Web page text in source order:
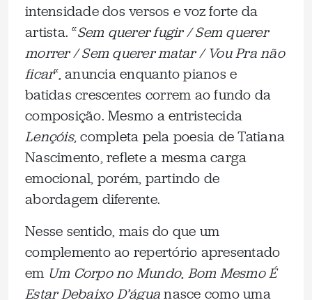
intensidade dos versos e voz forte da
artista. “Sem querer fugir / Sem querer
morrer / Sem querer matar / Vou Pra não
ficar“, anuncia enquanto pianos e
batidas crescentes correm ao fundo da
composição. Mesmo a entristecida
Lençóis, completa pela poesia de Tatiana
Nascimento, reflete a mesma carga
emocional, porém, partindo de
abordagem diferente.
Nesse sentido, mais do que um
complemento ao repertório apresentado
em Um Corpo no Mundo, Bom Mesmo É
Estar Debaixo D’águanasce como uma